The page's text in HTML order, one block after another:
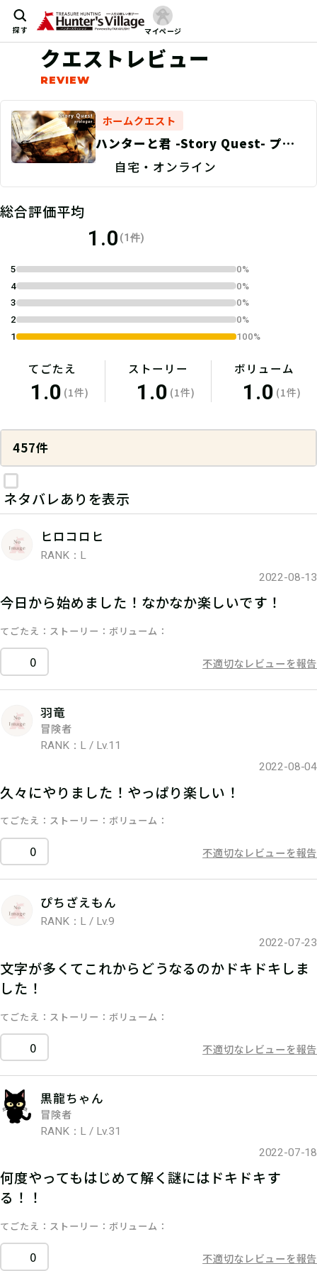
探す マイページ
クエストレビュー
ホームクエスト
ハンターと君 -Story Quest- プロ
ローグ自宅・オンライン
総合評価平均
1.0 (1件)
5
0%
4
0%
3
0%
2
0%
1
100%
てごたえ
1.0 (1件)
ストーリー
1.0 (1件)
ボリューム
1.0 (1件)
457件
ネタバレありを表示
ヒロコロヒ
RANK：L
2022-08-13
今日から始めました！なかなか楽しいです！
てごたえ ストーリー ボリューム
0 不適切なレビューを報告
羽竜
冒険者
RANK：L / Lv.11
2022-08-04
久々にやりました！やっぱり楽しい！
てごたえ ストーリー ボリューム
0 不適切なレビューを報告
ぴちざえもん
RANK：L / Lv.9
2022-07-23
文字が多くてこれからどうなるのかドキドキしま
した！
てごたえ ストーリー ボリューム
0 不適切なレビューを報告
黒龍ちゃん
冒険者
RANK：L / Lv.31
2022-07-18
何度やってもはじめて解く謎にはドキドキす
る！！
てごたえ ストーリー ボリューム
0 不適切なレビューを報告